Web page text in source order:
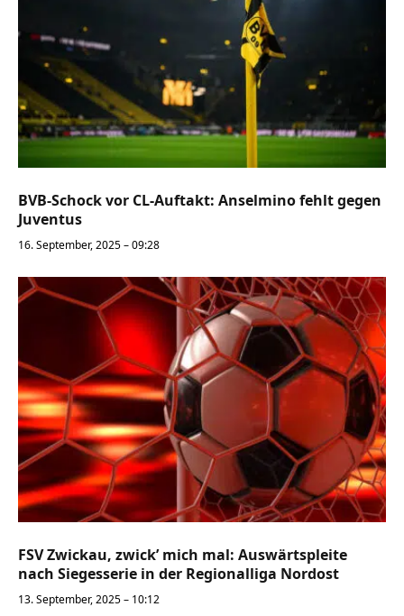
BVB-Schock vor CL-Auftakt: Anselmino fehlt gegen
Juventus
16. September, 2025 – 09:28
FSV Zwickau, zwick’ mich mal: Auswärtspleite
nach Siegesserie in der Regionalliga Nordost
13. September, 2025 – 10:12